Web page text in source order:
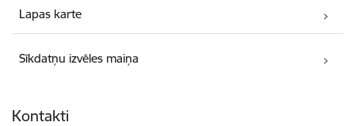
Lapas karte
Sīkdatņu izvēles maiņa
Kontakti